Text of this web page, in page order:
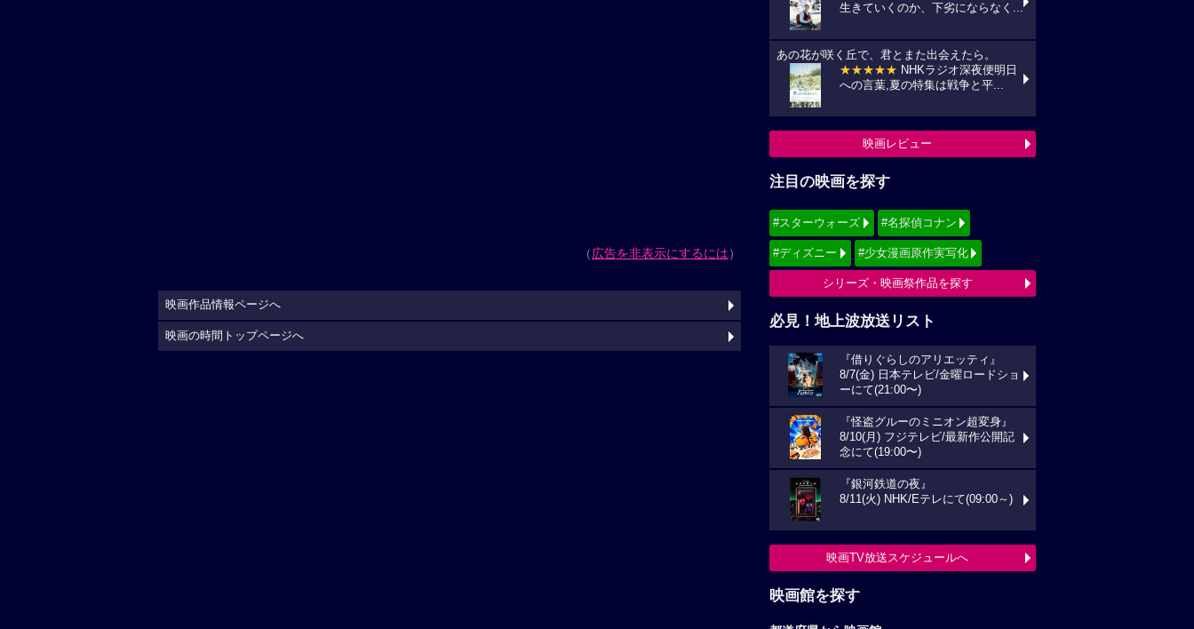
（広告を非表示にするには）
生きていくのか、下劣にならなく...
あの花が咲く丘で、君とまた出会えたら。
★★★★★ NHKラジオ深夜便明日
への言葉,夏の特集は戦争と平...
映画レビュー
注目の映画を探す
#スターウォーズ #名探偵コナン
#ディズニー #少女漫画原作実写化
シリーズ・映画祭作品を探す
必見！地上波放送リスト
『借りぐらしのアリエッティ』
8/7(金) 日本テレビ/金曜ロードショ
ーにて(21:00〜)
『怪盗グルーのミニオン超変身』
8/10(月) フジテレビ/最新作公開記
念にて(19:00〜)
『銀河鉄道の夜』
8/11(火) NHK/Eテレにて(09:00～)
映画TV放送スケジュールへ
映画館を探す
映画作品情報ページへ
映画の時間トップページへ